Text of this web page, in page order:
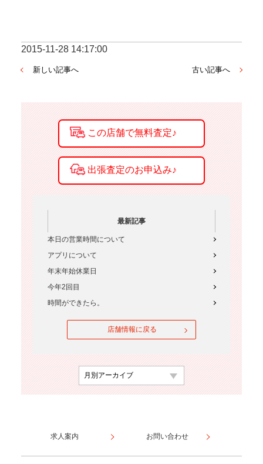
2015-11-28 14:17:00
新しい記事へ 古い記事へ
最新記事
本日の営業時間について
アプリについて
年末年始休業日
今年2回目
時間ができたら。
店舗情報に戻る
求人案内 お問い合わせ